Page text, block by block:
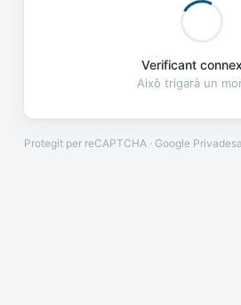
Verificant
Això trigarà un
Protegit per reCAPTCHA · Google Privadesa